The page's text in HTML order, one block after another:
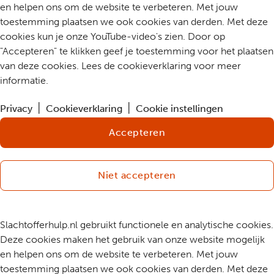
en helpen ons om de website te verbeteren. Met jouw
toestemming plaatsen we ook cookies van derden. Met deze
cookies kun je onze YouTube-video's zien. Door op
"Accepteren" te klikken geef je toestemming voor het plaatsen
van deze cookies. Lees de cookieverklaring voor meer
informatie.
Privacy Cookieverklaring Cookie instellingen
Accepteren
Niet accepteren
Slachtofferhulp.nl gebruikt functionele en analytische cookies.
Deze cookies maken het gebruik van onze website mogelijk
en helpen ons om de website te verbeteren. Met jouw
toestemming plaatsen we ook cookies van derden. Met deze